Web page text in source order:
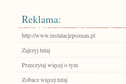
Reklama:
http://www.instalacjepoznan.pl
Zajrzyj tutaj
Przeczytaj więcej o tym
Zobacz więcej tutaj